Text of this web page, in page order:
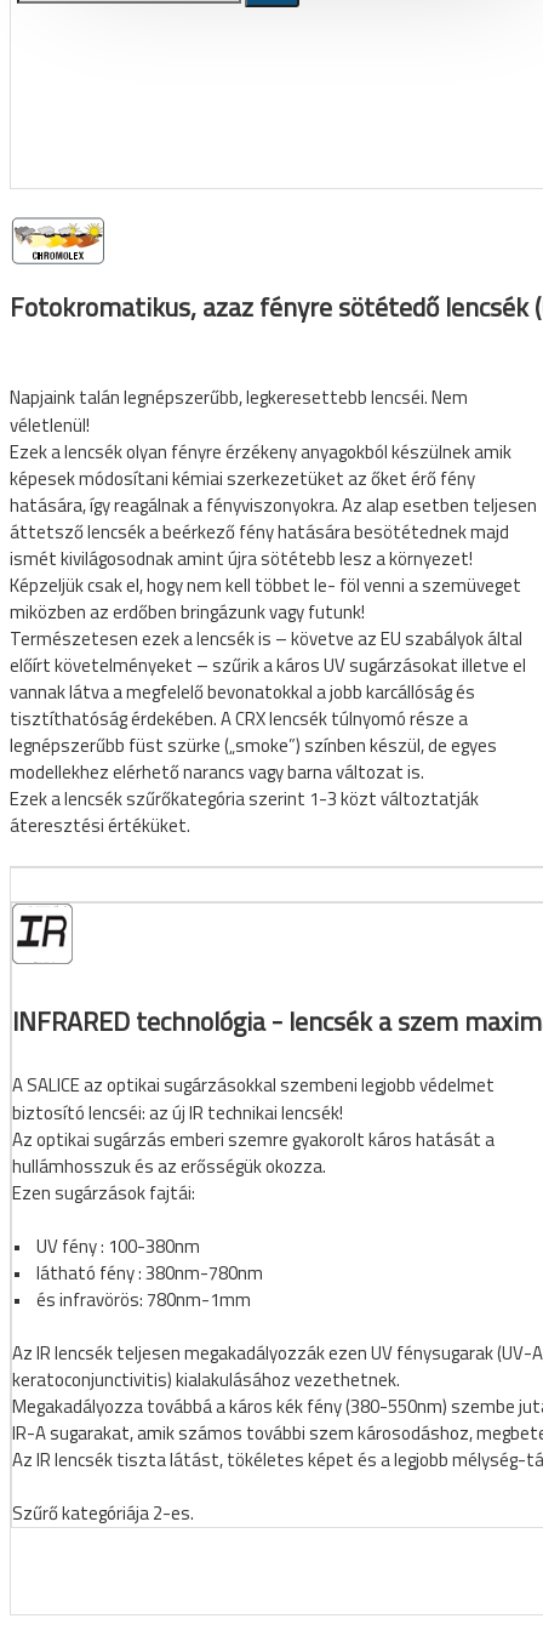
Kamásli
Mellény
Kombó ajánlatok
Sí és snowboard
Sí és snowboard sisakok
Sí és snowboard szemüvegek
SÖTÉTEDŐ NAPSZEMÜVEGEK
CIPŐK
Fotokromatikus, azaz fényre sötétedő lencsék
Napjaink talán legnépszerűbb, legkeresettebb lencséi. Nem
véletlenül!
Ezek a lencsék olyan fényre érzékeny anyagokból készülnek amik
képesek módosítani kémiai szerkezetüket az őket érő fény
hatására, így reagálnak a fényviszonyokra. Az alap esetben teljesen
áttetsző lencsék a beérkező fény hatására besötétednek majd
ismét kivilágosodnak amint újra sötétebb lesz a környezet!
Képzeljük csak el, hogy nem kell többet le- föl venni a szemüveget
miközben az erdőben bringázunk vagy futunk!
Természetesen ezek a lencsék is – követve az EU szabályok által
előírt követelményeket – szűrik a káros UV sugárzásokat illetve el
vannak látva a megfelelő bevonatokkal a jobb karcállóság és
tisztíthatóság érdekében. A CRX lencsék túlnyomó része a
legnépszerűbb füst szürke („smoke”) színben készül, de egyes
modellekhez elérhető narancs vagy barna változat is.
Ezek a lencsék szűrőkategória szerint 1-3 közt változtatják
áteresztési értéküket.
INFRARED technológia - lencsék a szem
A SALICE az optikai sugárzásokkal szembeni legjobb védelmet
biztosító lencséi: az új IR technikai lencsék!
Az optikai sugárzás emberi szemre gyakorolt káros hatását a
hullámhosszuk és az erősségük okozza.
Ezen sugárzások fajtái:
• UV fény : 100-380nm
• látható fény : 380nm-780nm
• és infravörös: 780nm-1mm
Az IR lencsék teljesen megakadályozzák ezen UV fénysugarak
keratoconjunctivitis) kialakulásához vezethetnek.
Megakadályozza továbbá a káros kék fény (380-550nm) szembe
IR-A sugarakat, amik számos további szem károsodáshoz,
Az IR lencsék tiszta látást, tökéletes képet és a legjobb mélység-
Szűrő kategóriája 2-es.